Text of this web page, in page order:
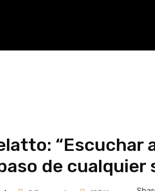
“Escuchar
de cualquier